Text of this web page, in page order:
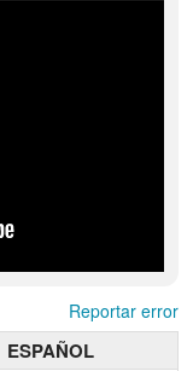
Reportar error
ESPAÑOL